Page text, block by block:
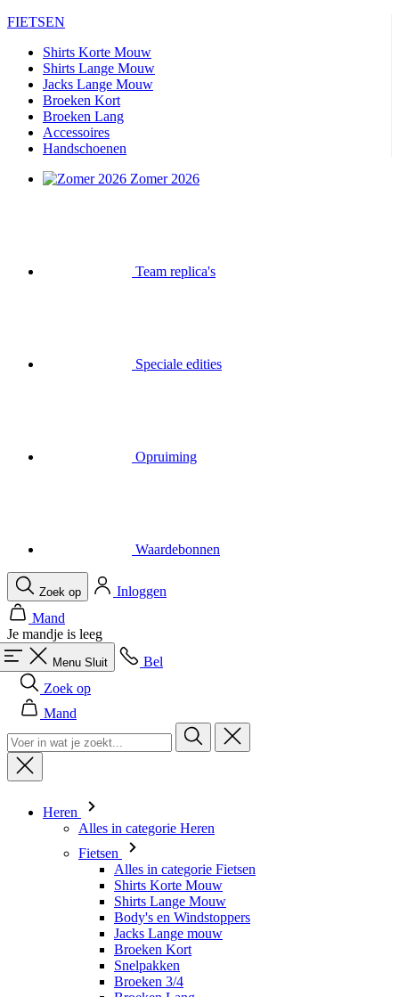
FIETSEN
Shirts Korte Mouw
Shirts Lange Mouw
Jacks Lange Mouw
Broeken Kort
Broeken Lang
Accessoires
Handschoenen
Zomer 2026
Team replica's
Speciale edities
Opruiming
Waardebonnen
Zoek op
Inloggen
Mand
Je mandje is leeg
Menu Sluit
Bel
Zoek op
Mand
Heren
Alles in categorie Heren
Fietsen
Alles in categorie Fietsen
Shirts Korte Mouw
Shirts Lange Mouw
Body's en Windstoppers
Jacks Lange mouw
Broeken Kort
Snelpakken
Broeken 3/4